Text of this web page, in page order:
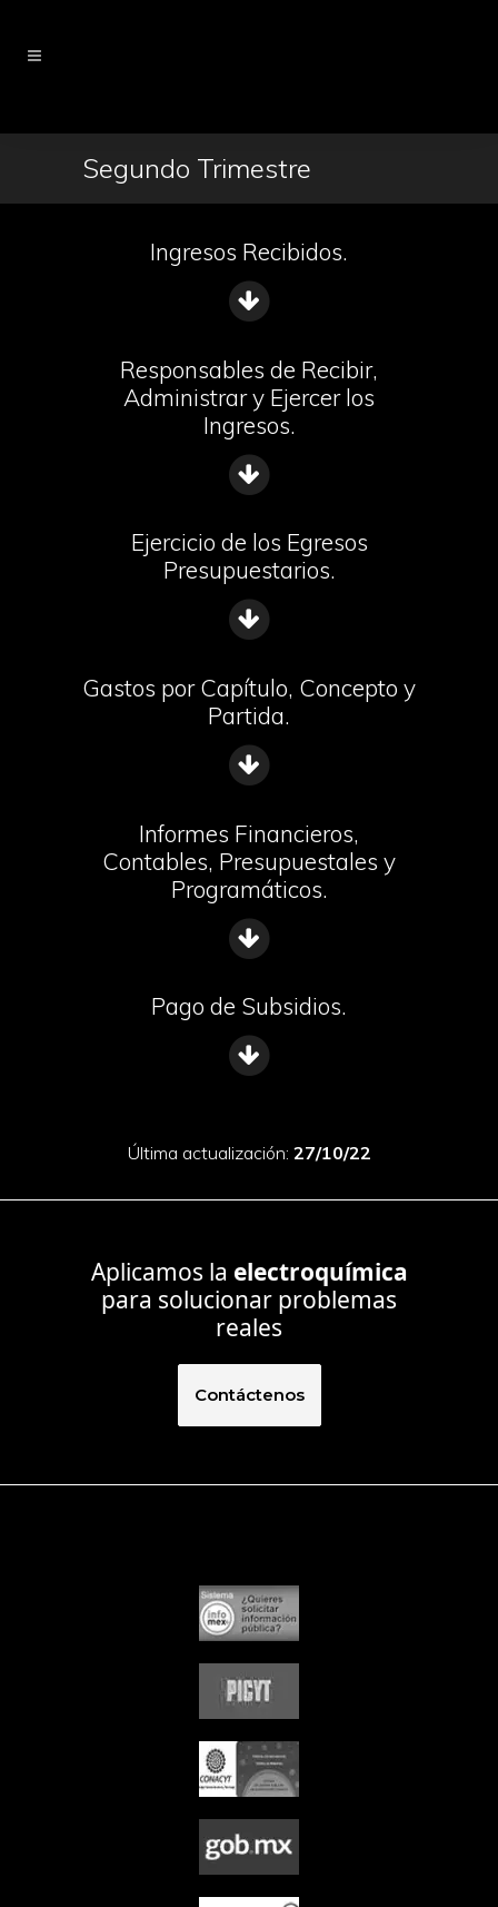
Segundo Trimestre
Ingresos Recibidos.
Responsables de Recibir,
Administrar y Ejercer los
Ingresos.
Ejercicio de los Egresos
Presupuestarios.
Gastos por Capítulo, Concepto y
Partida.
Informes Financieros,
Contables, Presupuestales y
Programáticos.
Pago de Subsidios.
Última actualización: 27/10/22
Aplicamos la electroquímica
para solucionar problemas
reales
Contáctenos